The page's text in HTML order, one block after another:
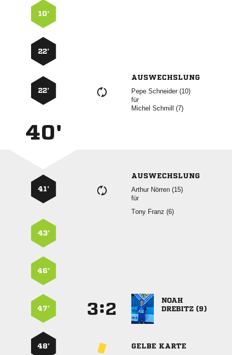
10’
22’
22’
AUSWECHSLUNG
  
für
  
40'
41’
AUSWECHSLUNG
  
für
  
43’
46’
47’ :

 
48’ GELBE KARTE